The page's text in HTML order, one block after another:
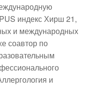
индекс Хирш 21,
и международных
соавтор по
и